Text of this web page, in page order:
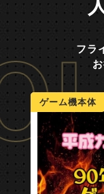
フラ
ゲーム機本体